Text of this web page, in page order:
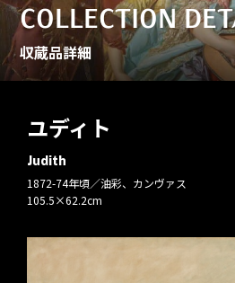
COLLECTION
収蔵品詳細
ユディト
Judith
1872-74年頃／油彩、カンヴァス
105.5×62.2cm